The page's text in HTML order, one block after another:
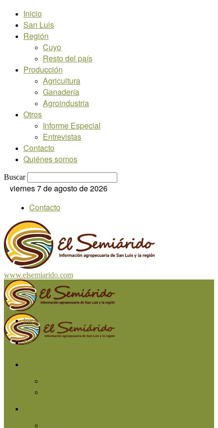
Inicio
San Luis
Región
Cuyo
Resto del país
Producción
Agricultura
Ganadería
Agroindustria
Otros
Informe Especial
Entrevistas
Contacto
Quiénes somos
Buscar
viernes 7 de agosto de 2026
Contacto
www.elsemiarido.com
Inicio
San Luis